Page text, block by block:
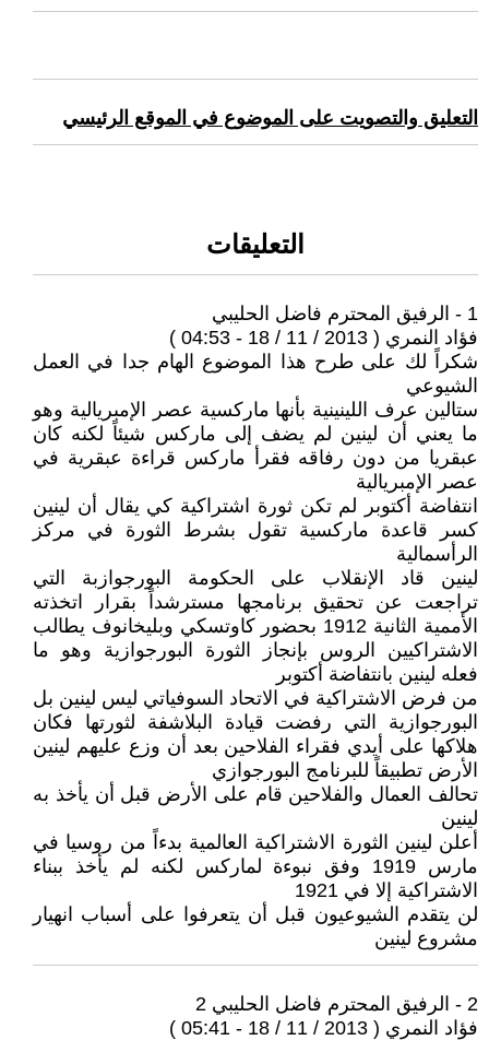
التعليق والتصويت على الموضوع في الموقع الرئيسي
التعليقات
1 - الرفيق المحترم فاضل الحليبي
فؤاد النمري ( 2013 / 11 / 18 - 04:53 )
شكراً لك على طرح هذا الموضوع الهام جدا في العمل
الشيوعي
ستالين عرف اللينينية بأنها ماركسية عصر الإمبريالية وهو
ما يعني أن لينين لم يضف إلى ماركس شيئاً لكنه كان
عبقريا من دون رفاقه فقرأ ماركس قراءة عبقرية في
عصر الإمبريالية
انتفاضة أكتوبر لم تكن ثورة اشتراكية كي يقال أن لينين
كسر قاعدة ماركسية تقول بشرط الثورة في مركز
الرأسمالية
لينين قاد الإنقلاب على الحكومة البورجوازبة التي
تراجعت عن تحقيق برنامجها مسترشداً بقرار اتخذته
الأممية الثانية 1912 بحضور كاوتسكي وبليخانوف يطالب
الاشتراكيين الروس بإنجاز الثورة البورجوازية وهو ما
فعله لينين بانتفاضة أكتوبر
من فرض الاشتراكية في الاتحاد السوفياتي ليس لينين بل
البورجوازية التي رفضت قيادة البلاشفة لثورتها فكان
هلاكها على أيدي فقراء الفلاحين بعد أن وزع عليهم لينين
الأرض تطبيقاً للبرنامج البورجوازي
تحالف العمال والفلاحين قام على الأرض قبل أن يأخذ به
لينين
أعلن لينين الثورة الاشتراكية العالمية بدءاً من روسيا في
مارس 1919 وفق نبوءة لماركس لكنه لم يأخذ ببناء
الاشتراكية إلا في 1921
لن يتقدم الشيوعيون قبل أن يتعرفوا على أسباب انهيار
مشروع لينين
2 - الرفيق المحترم فاضل الحليبي 2
فؤاد النمري ( 2013 / 11 / 18 - 05:41 )